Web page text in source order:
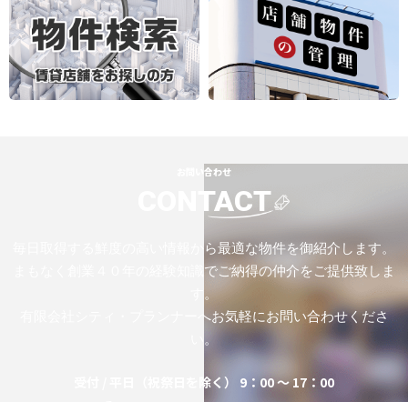
お問い合わせ
CONTACT
毎日取得する鮮度の高い情報から最適な物件を御紹介します。
まもなく創業４０年の経験知識でご納得の仲介をご提供致しま
す。
有限会社シティ・プランナーへお気軽にお問い合わせくださ
い。
受付 / 平日（祝祭日を除く） 9：00 ～ 17：00